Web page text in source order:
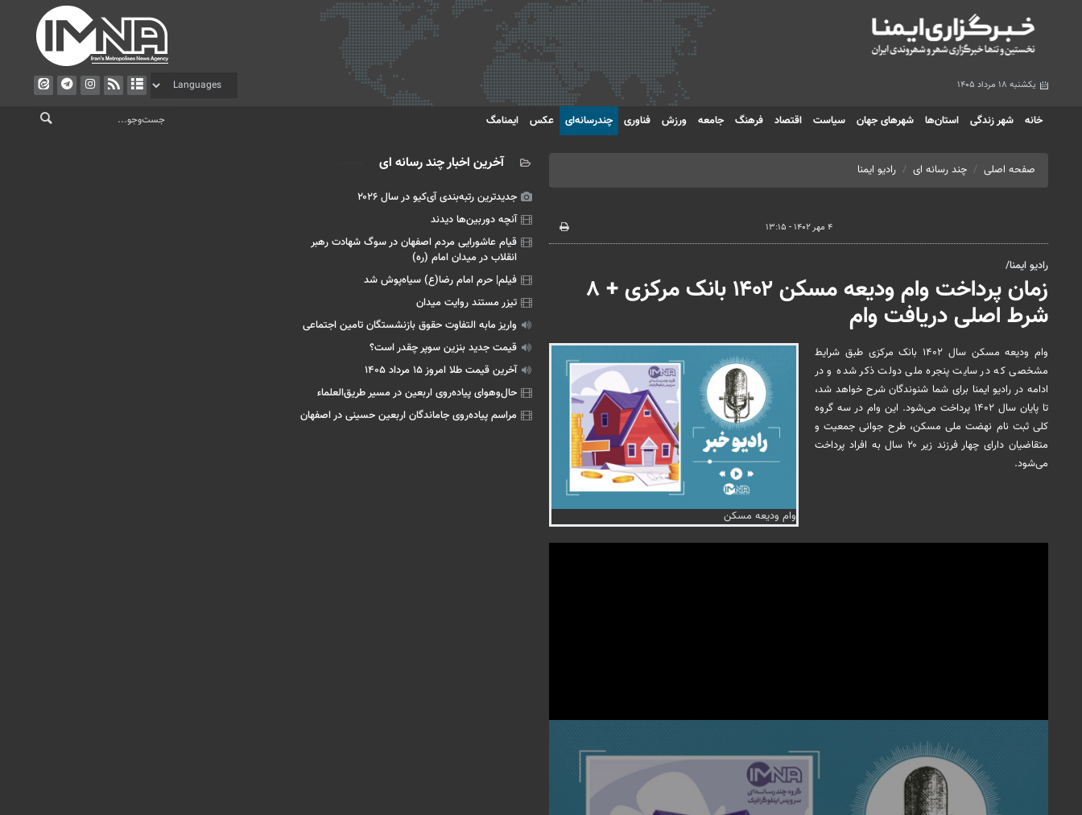
یکشنبه ۱۸ مرداد ۱۴۰۵
خانه شهر زندگی استان‌ها شهرهای جهان سیاست اقتصاد فرهنگ جامعه ورزش فناوری چندرسانه‌ای عکس ایمنامگ
صفحه اصلی چند رسانه ای رادیو ایمنا
۴ مهر ۱۴۰۲ - ۱۳:۱۵
رادیو ایمنا/
زمان پرداخت وام ودیعه مسکن ۱۴۰۲ بانک مرکزی + ۸
شرط اصلی دریافت وام
وام ودیعه مسکن
وام ودیعه مسکن سال ۱۴۰۲ بانک مرکزی طبق شرایط
مشخصی که در سایت پنجره ملی دولت ذکر شده و در
ادامه در رادیو ایمنا برای شما شنوندگان شرح خواهد شد،
تا پایان سال ۱۴۰۲ پرداخت می‌شود. این وام در سه گروه
کلی ثبت نام نهضت ملی مسکن، طرح جوانی جمعیت و
متقاضیان دارای چهار فرزند زیر ۲۰ سال به افراد پرداخت
می‌شود.
آخرین اخبار چند رسانه ای
جدیدترین رتبه‌بندی آی‌کیو در سال ۲۰۲۶
آنچه دوربین‌ها دیدند
قیام عاشورایی مردم اصفهان در سوگ شهادت رهبر
انقلاب در میدان امام (ره)
فیلم| حرم امام رضا(ع) سیاه‌پوش شد
تیزر مستند روایت میدان
واریز مابه التفاوت حقوق بازنشستگان تامین اجتماعی
قیمت جدید بنزین سوپر چقدر است؟
آخرین قیمت طلا امروز ۱۵ مرداد ۱۴۰۵
حال‌وهوای پیاده‌روی اربعین در مسیر طریق‌العلماء
مراسم پیاده‌روی جاماندگان اربعین حسینی در اصفهان